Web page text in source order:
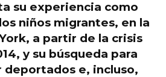
su experiencia como
niños migrantes, en la
a partir de la crisis
, y su búsqueda para
deportados e, incluso,